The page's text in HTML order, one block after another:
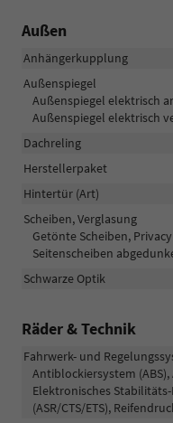
Außen
Anhängerkupplung
Außenspiegel
Außenspiegel elektrisch
Außenspiegel elektrisch
Dachreling
Herstellerpaket
Hintertür (Art)
Scheiben, Verglasung
Getönte Scheiben,
Seitenscheiben
Schwarze Optik
Räder & Technik
Fahrwerk- und
Antiblockiersystem
Elektronisches
(ASR/CTS/ETS),